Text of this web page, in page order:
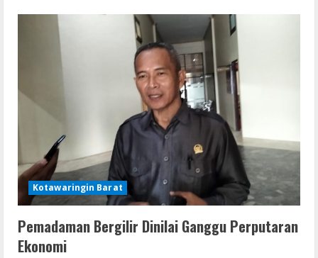
Kotawaringin Barat
Pemadaman Bergilir Dinilai Ganggu Perputaran
Ekonomi